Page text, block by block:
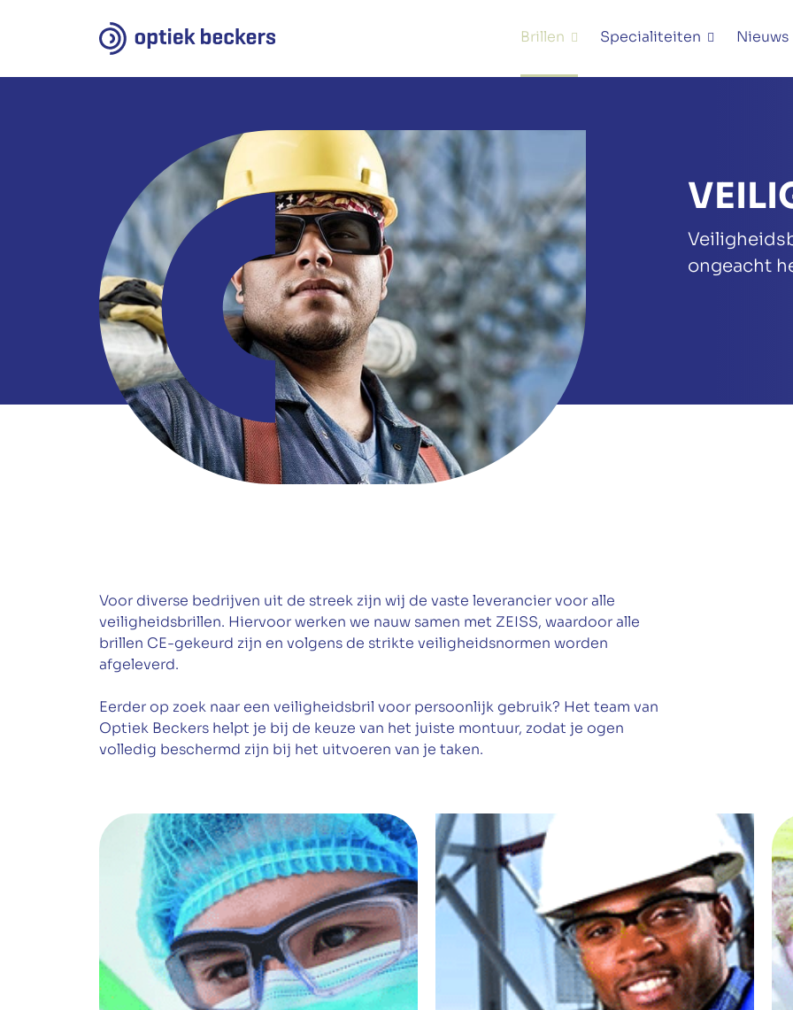
Brillen Specialiteiten Nieuws
ongeacht
Voor diverse bedrijven uit de streek zijn wij de vaste leverancier voor alle
veiligheidsbrillen. Hiervoor werken we nauw samen met ZEISS, waardoor alle
brillen CE-gekeurd zijn en volgens de strikte veiligheidsnormen worden
afgeleverd.
Eerder op zoek naar een veiligheidsbril voor persoonlijk gebruik? Het team van
Optiek Beckers helpt je bij de keuze van het juiste montuur, zodat je ogen
volledig beschermd zijn bij het uitvoeren van je taken.